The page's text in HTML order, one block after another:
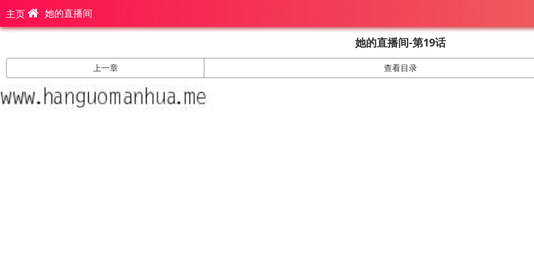
主页 她的直播间
她的直播间-第19话
上一章 查看目录